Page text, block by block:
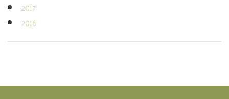
2017
2016